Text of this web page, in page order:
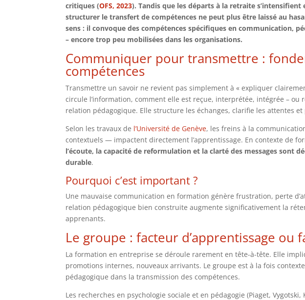
critiques (OFS, 2023). Tandis que les départs à la retraite
structurer le transfert de compétences ne peut plus être laissé au
sens : il convoque des compétences spécifiques en communication,
– encore trop peu mobilisées dans les organisations.
Communiquer pour transmettre :
compétences
Transmettre un savoir ne revient pas simplement à « expliquer
circule l’information, comment elle est reçue, interprétée, intégrée –
relation pédagogique. Elle structure les échanges, clarifie les attentes
Selon les travaux de l’Université de Genève, les freins à la
contextuels — impactent directement l’apprentissage. En contexte de
l’écoute, la capacité de reformulation et la clarté des messages sont
durable.
Pourquoi c’est important ?
Une mauvaise communication en formation génère frustration, perte
relation pédagogique bien construite augmente significativement la
apprenants.
Le groupe : facteur d’apprentissage ou
La formation en entreprise se déroule rarement en tête-à-tête. Elle
promotions internes, nouveaux arrivants. Le groupe est à la fois
pédagogique dans la transmission des compétences.
Les recherches en psychologie sociale et en pédagogie (Piaget,